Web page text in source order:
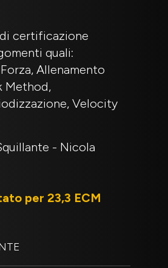
certificazione
quali:
Allenamento
Method,
Velocity
- Nicola
per 23,3 ECM